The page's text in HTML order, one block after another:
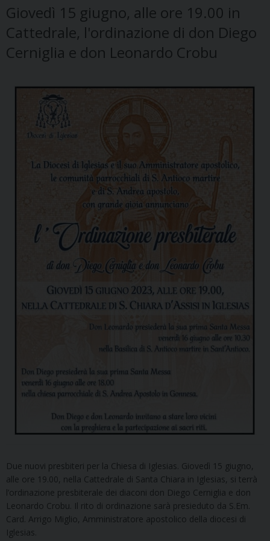
Giovedì 15 giugno, alle ore 19.00 in
Cattedrale, l'ordinazione di don Diego
Cerniglia e don Leonardo Crobu
Due nuovi presbiteri per la Chiesa di Iglesias. Giovedì 15 giugno,
alle ore 19.00, nella Cattedrale di Santa Chiara in Iglesias, si terrà
l’ordinazione presbiterale dei diaconi don Diego Cerniglia e don
Leonardo Crobu. Il rito di ordinazione sarà presieduto da S.Em.
Card. Arrigo Miglio, Amministratore apostolico della diocesi di
Iglesias.